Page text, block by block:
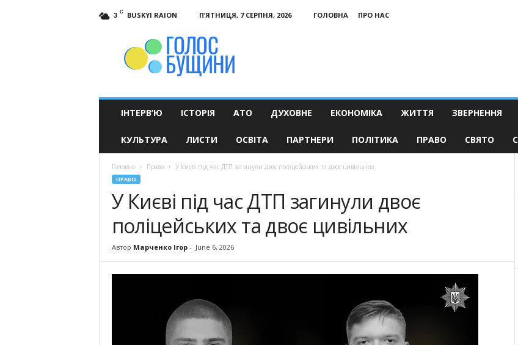
3 C BUSKYI RAION П’ЯТНИЦЯ, 7 СЕРПНЯ, 2026 ГОЛОВНА
ПРО НАС
ІНТЕРВ’Ю ІСТОРІЯ АТО ДУХОВНЕ ЕКОНОМІКА ЖИТТЯ ЗВЕРНЕННЯ
КУЛЬТУРА ЛИСТИ ОСВІТА ПАРТНЕРИ ПОЛІТИКА ПРАВО СВЯТО
Головна Право У Києві під час ДТП загинули двоє поліцейських та двоє цивільних
ПРАВО
У Києві під час ДТП загинули двоє
поліцейських та двоє цивільних
Автор Марченко Ігор- June 6, 2026